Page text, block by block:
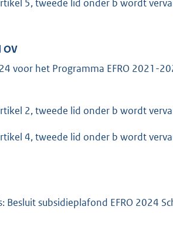
5, tweede lid onder b wordt
OV
voor het Programma EFRO 2021-
2, tweede lid onder b wordt
4, tweede lid onder b wordt
Besluit subsidieplafond EFRO 2024